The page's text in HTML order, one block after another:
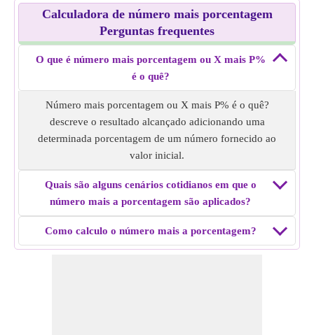
Calculadora de número mais porcentagem
Perguntas frequentes
O que é número mais porcentagem ou X mais P%
é o quê?
Número mais porcentagem ou X mais P% é o quê?
descreve o resultado alcançado adicionando uma
determinada porcentagem de um número fornecido ao
valor inicial.
Quais são alguns cenários cotidianos em que o
número mais a porcentagem são aplicados?
Como calculo o número mais a porcentagem?